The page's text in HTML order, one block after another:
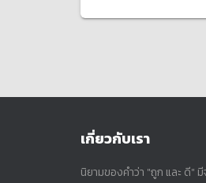
เกี่ยวกับเรา
นิยามของคำว่า "ถูก และ ดี"